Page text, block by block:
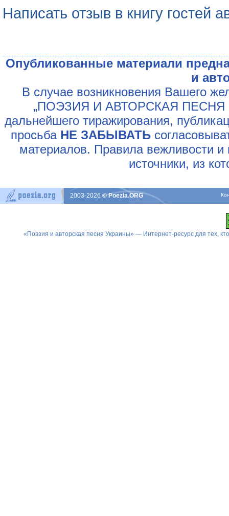
Написать отзыв в книгу гостей
Опубликованные материали
и
В случае возникновения Вашего
„ПОЭЗИЯ И АВТОРСКАЯ ПЕСНЯ
дальнейшего тиражирования,
просьба НЕ ЗАБЫВАТЬ
материалов. Правила вежливости и
источники, из
2003-2026© Poezia.ORG
«Поэзия и авторская песня Украины» — Интернет-ресурс для тех,